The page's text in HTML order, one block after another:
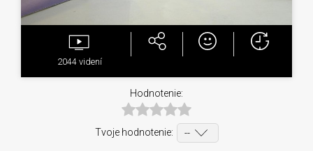
2044 videní
Hodnotenie:
Tvoje hodnotenie: